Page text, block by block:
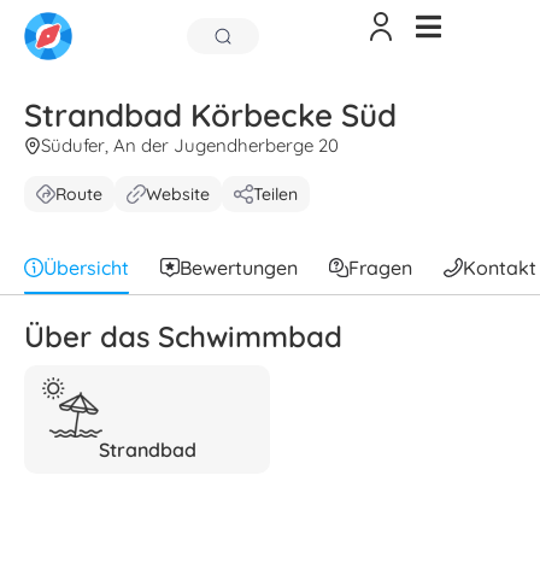
Strandbad Körbecke Süd
Südufer, An der Jugendherberge 20
Route Website Teilen
Übersicht Bewertungen Fragen Kontakt
Über das Schwimmbad
Strandbad